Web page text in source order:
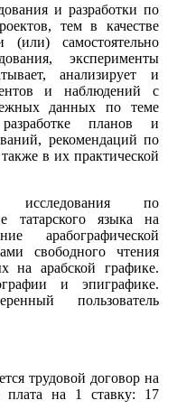
и разработки по
тем в качестве
(или) самостоятельно
эксперименты
анализирует и
и наблюдений с
данных по теме
планов и
рекомендаций по
в их практической
исследования по
татарского языка на
арабографической
свободного чтения
на арабской графике.
и эпиграфике.
пользователь
трудовой договор на
плата на 1 ставку: 17